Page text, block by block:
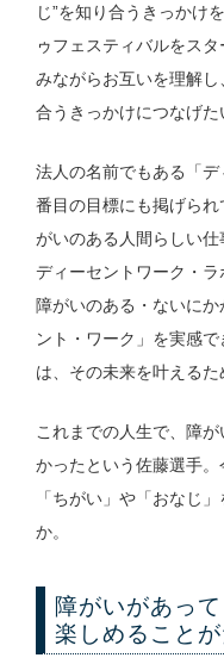
じ”を知り合うきっかけ
ゥフェスティバルをス
みながらお互いを理解し
合うきっかけにつなげた
法人の名前でもある「
番目の目標にも掲げら
がいのある人間らしい仕
ディーセントワーク・ラ
障がいのある・ないに
ント・ワーク」を実感
は、その未来を叶えるた
これまでの人生で、障
かったという佐藤選手
「ちがい」や「おなじ
か。
障がいがあっ
楽しめること